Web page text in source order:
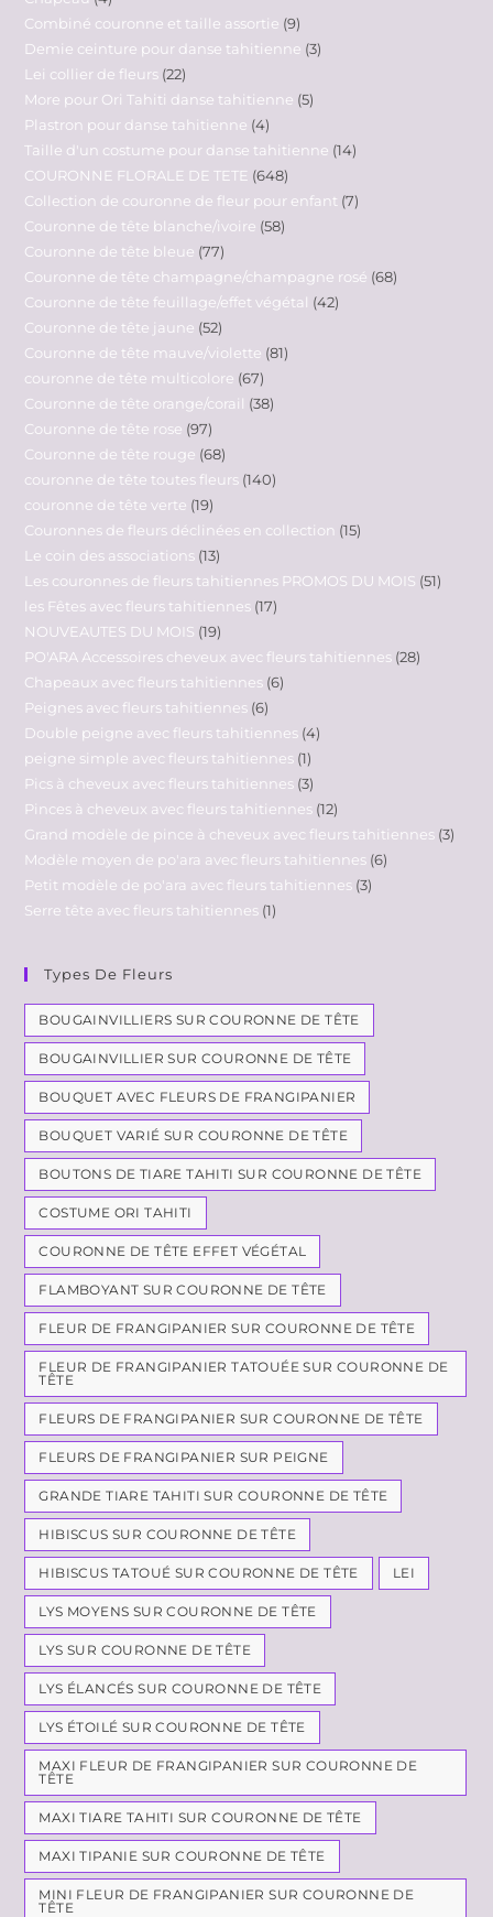
Combiné couronne et taille assortie 9
Demie ceinture pour danse tahitienne 3
Lei collier de fleurs 22
More pour Ori Tahiti danse tahitienne 5
Plastron pour danse tahitienne 4
Taille d'un costume pour danse tahitienne 14
COURONNE FLORALE DE TETE 648
Collection de couronne de fleur pour enfant 7
Couronne de tête blanche/ivoire 58
Couronne de tête bleue 77
Couronne de tête champagne/champagne rosé 68
Couronne de tête feuillage/effet végétal 42
Couronne de tête jaune 52
Couronne de tête mauve/violette 81
couronne de tête multicolore 67
Couronne de tête orange/corail 38
Couronne de tête rose 97
Couronne de tête rouge 68
couronne de tête toutes fleurs 140
couronne de tête verte 19
Couronnes de fleurs déclinées en collection 15
Le coin des associations 13
Les couronnes de fleurs tahitiennes PROMOS DU MOIS 51
les Fêtes avec fleurs tahitiennes 17
NOUVEAUTES DU MOIS 19
PO'ARA Accessoires cheveux avec fleurs tahitiennes 28
Chapeaux avec fleurs tahitiennes 6
Peignes avec fleurs tahitiennes 6
Double peigne avec fleurs tahitiennes 4
peigne simple avec fleurs tahitiennes 1
Pics à cheveux avec fleurs tahitiennes 3
Pinces à cheveux avec fleurs tahitiennes 12
Grand modèle de pince à cheveux avec fleurs tahitiennes 3
Modèle moyen de po'ara avec fleurs tahitiennes 6
Petit modèle de po'ara avec fleurs tahitiennes 3
Serre tête avec fleurs tahitiennes 1
Types De Fleurs
BOUGAINVILLIERS SUR COURONNE DE TÊTE
BOUGAINVILLIER SUR COURONNE DE TÊTE
BOUQUET AVEC FLEURS DE FRANGIPANIER
BOUQUET VARIÉ SUR COURONNE DE TÊTE
BOUTONS DE TIARE TAHITI SUR COURONNE DE TÊTE
COSTUME ORI TAHITI
COURONNE DE TÊTE EFFET VÉGÉTAL
FLAMBOYANT SUR COURONNE DE TÊTE
FLEUR DE FRANGIPANIER SUR COURONNE DE TÊTE
FLEUR DE FRANGIPANIER TATOUÉE SUR COURONNE DE
TÊTE
FLEURS DE FRANGIPANIER SUR COURONNE DE TÊTE
FLEURS DE FRANGIPANIER SUR PEIGNE
GRANDE TIARE TAHITI SUR COURONNE DE TÊTE
HIBISCUS SUR COURONNE DE TÊTE
HIBISCUS TATOUÉ SUR COURONNE DE TÊTE LEI
LYS MOYENS SUR COURONNE DE TÊTE
LYS SUR COURONNE DE TÊTE
LYS ÉLANCÉS SUR COURONNE DE TÊTE
LYS ÉTOILÉ SUR COURONNE DE TÊTE
MAXI FLEUR DE FRANGIPANIER SUR COURONNE DE
TÊTE
MAXI TIARE TAHITI SUR COURONNE DE TÊTE
MAXI TIPANIE SUR COURONNE DE TÊTE
MINI FLEUR DE FRANGIPANIER SUR COURONNE DE
TÊTE